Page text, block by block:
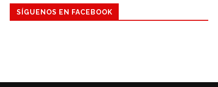
SÍGUENOS EN FACEBOOK